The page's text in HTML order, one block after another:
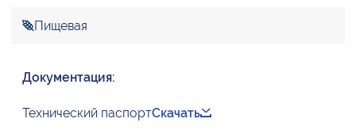
Пищевая
Документация:
Технический паспортСкачать